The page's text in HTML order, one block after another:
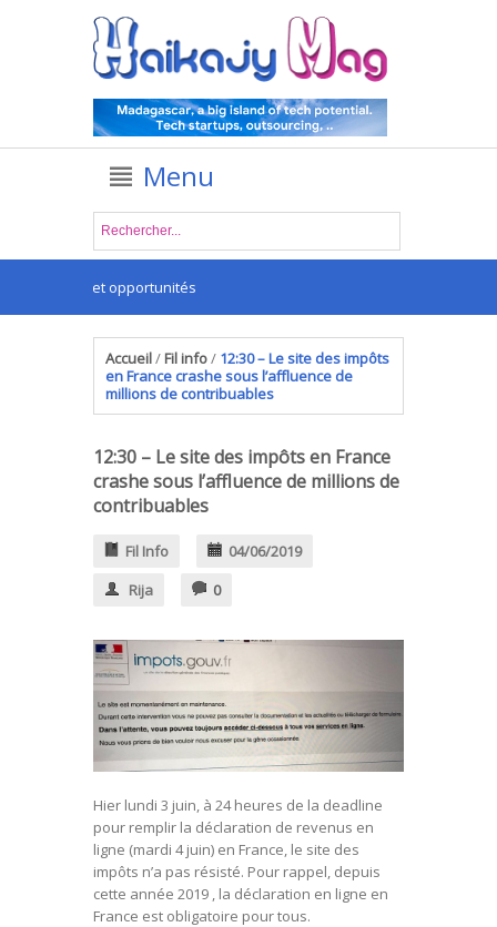
Menu
défis et opportunités
Accueil/ Fil info/ 12:30 – Le site des impôts
en France crashe sous l’affluence de
millions de contribuables
12:30 – Le site des impôts en France
crashe sous l’affluence de millions de
contribuables
Fil Info
04/06/2019
Rija
0
Hier lundi 3 juin, à 24 heures de la deadline
pour remplir la déclaration de revenus en
ligne (mardi 4 juin) en France, le site des
impôts n’a pas résisté. Pour rappel, depuis
cette année 2019 , la déclaration en ligne en
France est obligatoire pour tous.